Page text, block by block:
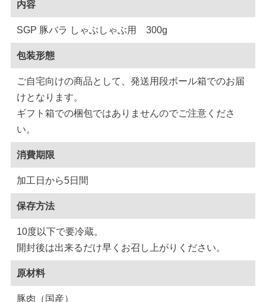
内容
SGP 豚バラ しゃぶしゃぶ用 300g
包装形態
ご自宅向けの商品として、発送用段ボール箱でのお届
けとなります。
ギフト箱での梱包ではありませんのでご注意くださ
い。
消費期限
加工日から5日間
保存方法
10度以下で要冷蔵。
開封後は出来るだけ早くお召し上がりください。
原材料
豚肉（国産）